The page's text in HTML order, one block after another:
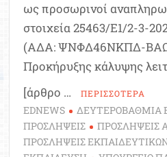
ως προσωρινοί
στοιχεία 25463/Ε1/2-3-
(ΑΔΑ: ΨΝΦΔ46ΝΚΠΔ-ΒΑΩ)
Προκήρυξης κάλυψης
[άρθρο …
ΠΕΡΙΣΣΟΤΕΡΑ
EDNEWS
ΔΕΥΤΕΡΟΒΑΘΜΙΑ
ΠΡΟΣΛΗΨΕΙΣ
ΠΡΟΣΛΗΨΕΙΣ
ΠΡΟΣΛΗΨΕΙΣ